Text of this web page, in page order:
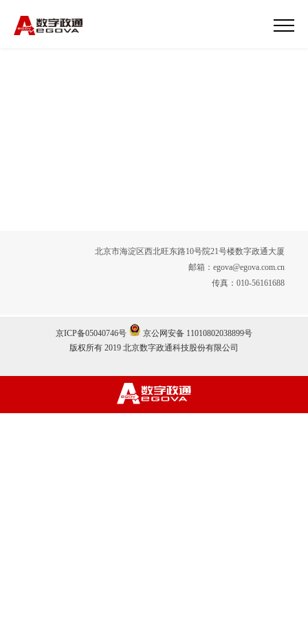
北京市海淀区西北旺东路10号院21号楼数字政通大厦
邮箱：egova@egova.com.cn
传真：010-56161688
京ICP备05040746号
京公网安备 11010802038899号
版权所有 2019 北京数字政通科技股份有限公司